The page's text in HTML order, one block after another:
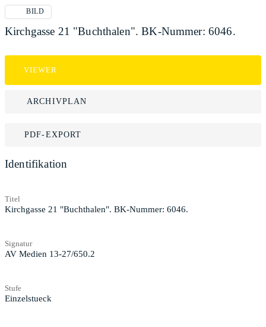
BILD
Kirchgasse 21 "Buchthalen". BK-Nummer: 6046.
VIEWER
ARCHIVPLAN
PDF-EXPORT
Identifikation
Titel
Kirchgasse 21 "Buchthalen". BK-Nummer: 6046.
Signatur
AV Medien 13-27/650.2
Stufe
Einzelstueck